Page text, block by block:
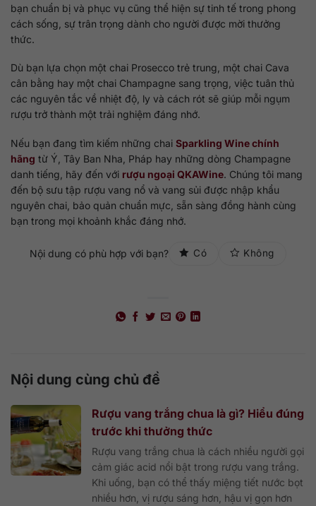
bạn chuẩn bị và phục vụ cũng thể hiện sự tinh tế trong phong
cách sống, sự trân trọng dành cho người được mời thưởng
thức.
Dù bạn lựa chọn một chai Prosecco trẻ trung, một chai Cava
cân bằng hay một chai Champagne sang trọng, việc tuân thủ
các nguyên tắc về nhiệt độ, ly và cách rót sẽ giúp mỗi ngụm
rượu trở thành một trải nghiệm đáng nhớ.
Nếu bạn đang tìm kiếm những chai Sparkling Wine chính
hãng từ Ý, Tây Ban Nha, Pháp hay những dòng Champagne
danh tiếng, hãy đến với rượu ngoại QKAWine. Chúng tôi mang
đến bộ sưu tập rượu vang nổ và vang sủi được nhập khẩu
nguyên chai, bảo quản chuẩn mực, sẵn sàng đồng hành cùng
bạn trong mọi khoảnh khắc đáng nhớ.
Nội dung có phù hợp với bạn? Có Không
Nội dung cùng chủ đề
Rượu vang trắng chua là gì? Hiểu đúng
trước khi thưởng thức
Rượu vang trắng chua là cách nhiều người gọi
cảm giác acid nổi bật trong rượu vang trắng.
Khi uống, bạn có thể thấy miệng tiết nước bọt
nhiều hơn, vị rượu sáng hơn, hậu vị gọn hơn